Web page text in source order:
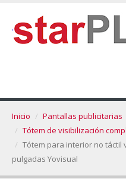
Inicio
Pantallas publicitarias
Tótem de visibilización
Tótem para interior no táctil
pulgadas Yovisual